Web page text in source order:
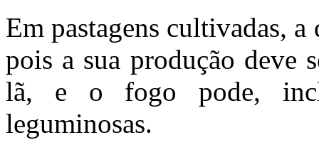
Em pastagens cultivadas,
pois a sua produção deve
lã, e o fogo pode,
leguminosas.